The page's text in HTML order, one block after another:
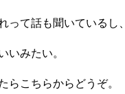
って話も聞いているし、
いみたい。
らこちらからどうぞ。